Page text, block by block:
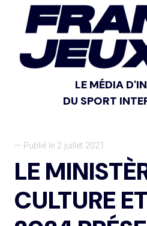
LE MÉDIA
DU SPORT
— Publié le 2 juillet 2021
LE
CULTURE